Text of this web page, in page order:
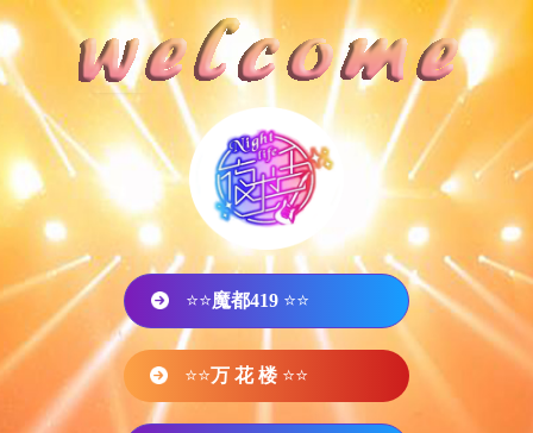
⭐⭐魔都419 ⭐⭐
⭐⭐万 花 楼 ⭐⭐